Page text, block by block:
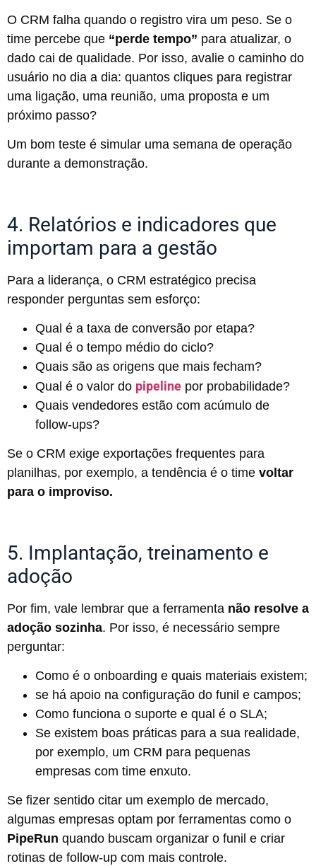
O CRM falha quando o registro vira um peso. Se o
time percebe que “perde tempo” para atualizar, o
dado cai de qualidade. Por isso, avalie o caminho do
usuário no dia a dia: quantos cliques para registrar
uma ligação, uma reunião, uma proposta e um
próximo passo?
Um bom teste é simular uma semana de operação
durante a demonstração.
4. Relatórios e indicadores que
importam para a gestão
Para a liderança, o CRM estratégico precisa
responder perguntas sem esforço:
Qual é a taxa de conversão por etapa?
Qual é o tempo médio do ciclo?
Quais são as origens que mais fecham?
Qual é o valor do pipeline por probabilidade?
Quais vendedores estão com acúmulo de
follow-ups?
Se o CRM exige exportações frequentes para
planilhas, por exemplo, a tendência é o time voltar
para o improviso.
5. Implantação, treinamento e
adoção
Por fim, vale lembrar que a ferramenta não resolve a
adoção sozinha. Por isso, é necessário sempre
perguntar:
Como é o onboarding e quais materiais existem;
se há apoio na configuração do funil e campos;
Como funciona o suporte e qual é o SLA;
Se existem boas práticas para a sua realidade,
por exemplo, um CRM para pequenas
empresas com time enxuto.
Se fizer sentido citar um exemplo de mercado,
algumas empresas optam por ferramentas como o
PipeRun quando buscam organizar o funil e criar
rotinas de follow-up com mais controle.